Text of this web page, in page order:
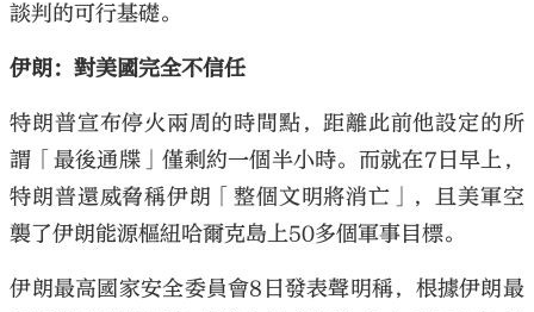
談判的可行基礎。
伊朗：對美國完全不信任
特朗普宣布停火兩周的時間點，距離此前他設定的所
謂「最後通牒」僅剩約一個半小時。而就在7日早上，
特朗普還威脅稱伊朗「整個文明將消亡」，且美軍空
襲了伊朗能源樞紐哈爾克島上50多個軍事目標。
伊朗最高國家安全委員會8日發表聲明稱，根據伊朗最